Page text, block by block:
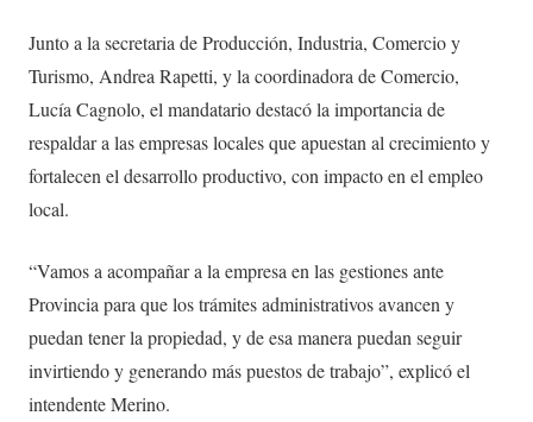
Junto a la secretaria de Producción, Industria, Comercio y
Turismo, Andrea Rapetti, y la coordinadora de Comercio,
Lucía Cagnolo, el mandatario destacó la importancia de
respaldar a las empresas locales que apuestan al crecimiento y
fortalecen el desarrollo productivo, con impacto en el empleo
local.
“Vamos a acompañar a la empresa en las gestiones ante
Provincia para que los trámites administrativos avancen y
puedan tener la propiedad, y de esa manera puedan seguir
invirtiendo y generando más puestos de trabajo”, explicó el
intendente Merino.